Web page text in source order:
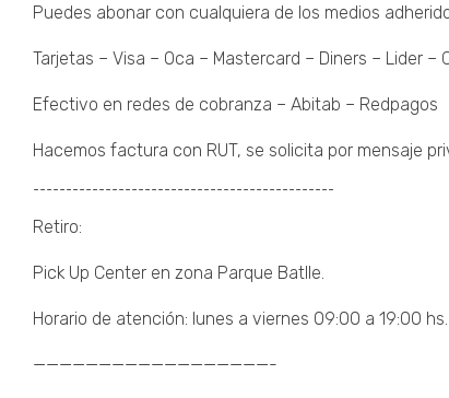
Puedes abonar con cualquiera de los medios
Tarjetas – Visa – Oca – Mastercard – Diners – Lider –
Efectivo en redes de cobranza – Abitab – Redpagos
Hacemos factura con RUT, se solicita por mensaje
¯¯¯¯¯¯¯¯¯¯¯¯¯¯¯¯¯¯¯¯¯¯¯¯¯¯¯¯¯¯¯¯¯¯¯¯¯¯¯¯¯¯¯¯¯¯
Retiro:
Pick Up Center en zona Parque Batlle.
Horario de atención: lunes a viernes 09:00 a 19:00
——————————————————-